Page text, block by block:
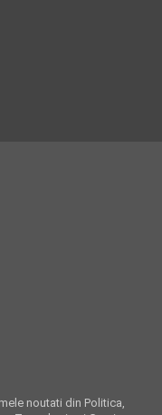
noutati din Politica,